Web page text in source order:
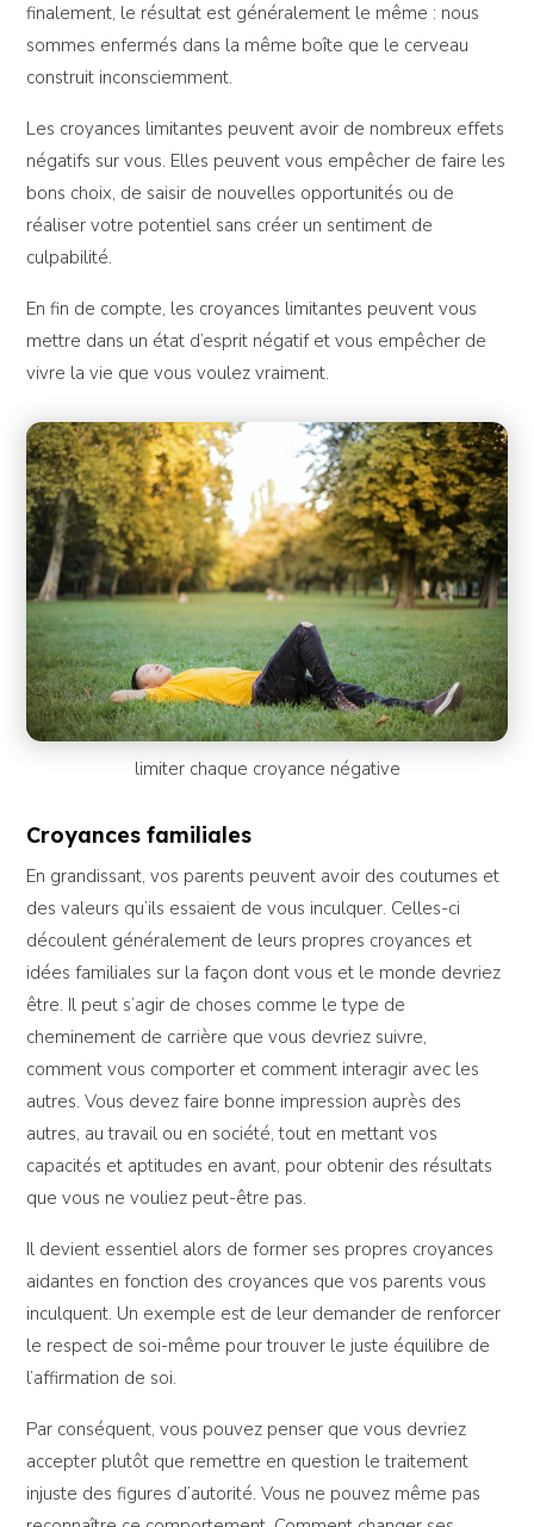
finalement, le résultat est généralement le même : nous
sommes enfermés dans la même boîte que le cerveau
construit inconsciemment.
Les croyances limitantes peuvent avoir de nombreux effets
négatifs sur vous. Elles peuvent vous empêcher de faire les
bons choix, de saisir de nouvelles opportunités ou de
réaliser votre potentiel sans créer un sentiment de
culpabilité.
En fin de compte, les croyances limitantes peuvent vous
mettre dans un état d’esprit négatif et vous empêcher de
vivre la vie que vous voulez vraiment.
limiter chaque croyance négative
Croyances familiales
En grandissant, vos parents peuvent avoir des coutumes et
des valeurs qu’ils essaient de vous inculquer. Celles-ci
découlent généralement de leurs propres croyances et
idées familiales sur la façon dont vous et le monde devriez
être. Il peut s’agir de choses comme le type de
cheminement de carrière que vous devriez suivre,
comment vous comporter et comment interagir avec les
autres. Vous devez faire bonne impression auprès des
autres, au travail ou en société, tout en mettant vos
capacités et aptitudes en avant, pour obtenir des résultats
que vous ne vouliez peut-être pas.
Il devient essentiel alors de former ses propres croyances
aidantes en fonction des croyances que vos parents vous
inculquent. Un exemple est de leur demander de renforcer
le respect de soi-même pour trouver le juste équilibre de
l’affirmation de soi.
Par conséquent, vous pouvez penser que vous devriez
accepter plutôt que remettre en question le traitement
injuste des figures d’autorité. Vous ne pouvez même pas